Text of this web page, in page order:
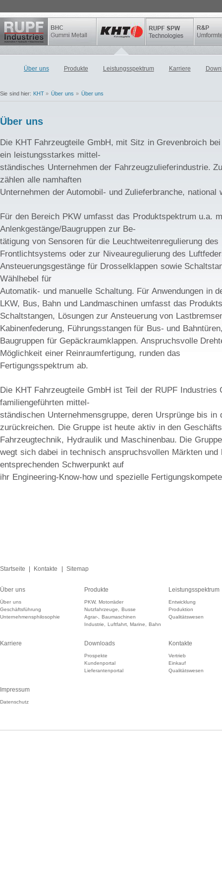
Über uns Produkte Leistungsspektrum Karriere
Sie sind hier: KHT» Über uns » Über uns
Über uns
Die KHT Fahrzeugteile GmbH, mit Sitz in Grevenbroich
ein leistungsstarkes mittel-
ständisches Unternehmen der Fahrzeugzulieferindustrie.
zählen alle namhaften
Unternehmen der Automobil- und Zulieferbranche, national
Für den Bereich PKW umfasst das Produktspektrum u.a.
Anlenkgestänge/Baugruppen zur Be-
tätigung von Sensoren für die Leuchtweitenregulierung des
Frontlichtsystems oder zur Niveauregulierung des
Ansteuerungsgestänge für Drosselklappen sowie
Wählhebel für
Automatik- und manuelle Schaltung. Für Anwendungen in
LKW, Bus, Bahn und Landmaschinen umfasst das
Schaltstangen, Lösungen zur Ansteuerung von
Kabinenfederung, Führungsstangen für Bus- und
Baugruppen für Gepäckraumklappen. Anspruchsvolle
Möglichkeit einer Reinraumfertigung, runden das
Fertigungsspektrum ab.
Die KHT Fahrzeugteile GmbH ist Teil der RUPF Industries
familiengeführten mittel-
ständischen Unternehmensgruppe, deren Ursprünge bis in
zurückreichen. Die Gruppe ist heute aktiv in den
Fahrzeugtechnik, Hydraulik und Maschinenbau. Die
wegt sich dabei in technisch anspruchsvollen Märkten und
entsprechenden Schwerpunkt auf
ihr Engineering-Know-how und spezielle
Startseite Kontakte Sitemap
Über uns
Über uns
Geschäftsführung
Unternehmensphilosophie
Produkte
PKW, Motorräder
Nutzfahrzeuge, Busse
Agrar-, Baumaschinen
Industrie, Luftfahrt, Marine, Bahn
Leistungsspektrum
Entwicklung
Produktion
Qualitätswesen
Karriere Downloads
Prospekte
Kundenportal
Lieferantenportal
Kontakte
Vertrieb
Einkauf
Qualitätswesen
Impressum
Datenschutz